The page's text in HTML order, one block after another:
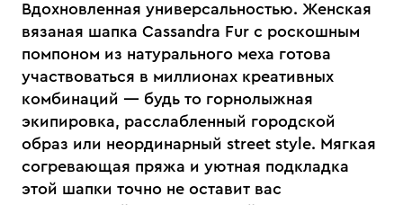
Вдохновленная универсальностью. Женская
вязаная шапка Cassandra Fur с роскошным
помпоном из натурального меха готова
участвоваться в миллионах креативных
комбинаций — будь то горнолыжная
экипировка, расслабленный городской
образ или неординарный street style. Мягкая
согревающая пряжа и уютная подкладка
этой шапки точно не оставит вас